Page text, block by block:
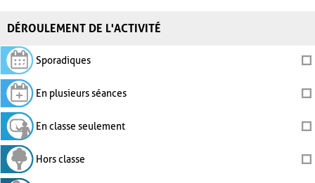
DÉROULEMENT DE L'ACTIVITÉ
Sporadiques
En plusieurs séances
En classe seulement
Hors classe